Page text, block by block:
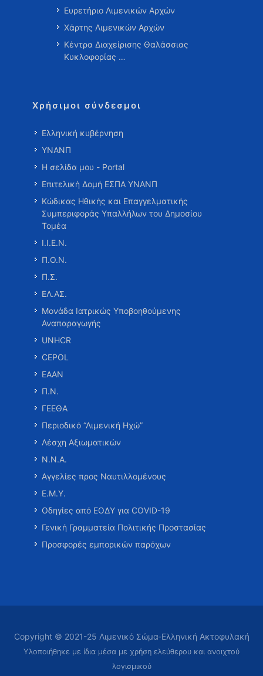
Ευρετήριο Λιμενικών Αρχών
Χάρτης Λιμενικών Αρχών
Κέντρα Διαχείρισης Θαλάσσιας
Κυκλοφορίας …
Χρήσιμοι σύνδεσμοι
Ελληνική κυβέρνηση
ΥΝΑΝΠ
Η σελίδα μου - Portal
Επιτελική Δομή ΕΣΠΑ ΥΝΑΝΠ
Κώδικας Ηθικής και Επαγγελματικής
Συμπεριφοράς Υπαλλήλων του Δημοσίου
Τομέα
Ι.Ι.Ε.Ν.
Π.Ο.Ν.
Π.Σ.
ΕΛ.ΑΣ.
Μονάδα Ιατρικώς Υποβοηθούμενης
Αναπαραγωγής
UNHCR
CEPOL
ΕΑΑΝ
Π.Ν.
ΓΕΕΘΑ
Περιοδικό “Λιμενική Ηχώ”
Λέσχη Αξιωματικών
Ν.Ν.Α.
Αγγελίες προς Ναυτιλλομένους
Ε.Μ.Υ.
Οδηγίες από ΕΟΔΥ για COVID-19
Γενική Γραμματεία Πολιτικής Προστασίας
Προσφορές εμπορικών παρόχων
Copyright © 2021-25 Λιμενικό Σώμα-Ελληνική Ακτοφυλακή
Υλοποιήθηκε με ίδια μέσα με χρήση ελεύθερου και ανοιχτού
λογισμικού